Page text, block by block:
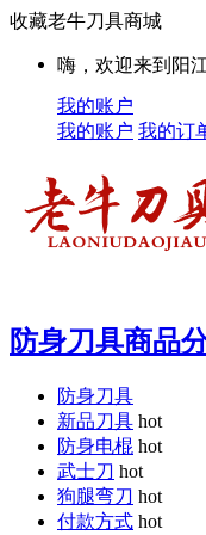
收藏老牛刀具商城
嗨，欢迎来到阳
我的账户
我的账户 我的订
防身刀具商品
防身刀具
新品刀具 hot
防身电棍 hot
武士刀 hot
狗腿弯刀 hot
付款方式 hot